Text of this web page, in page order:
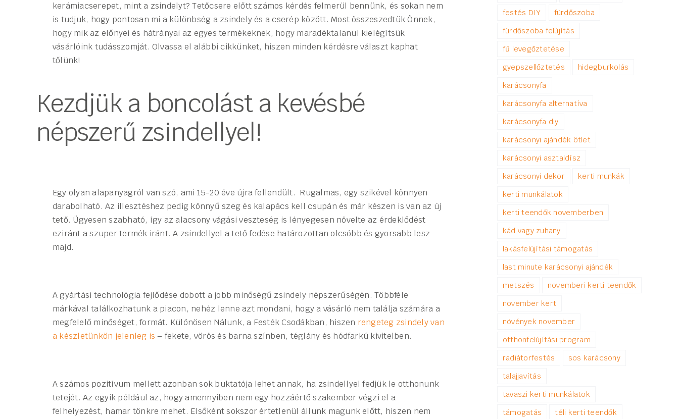
kerámiacserepet, mint a zsindelyt? Tetőcsere előtt számos kérdés felmerül bennünk, és sokan nem
is tudjuk, hogy pontosan mi a különbség a zsindely és a cserép között. Most összeszedtük Önnek,
hogy mik az előnyei és hátrányai az egyes termékeknek, hogy maradéktalanul kielégítsük
vásárlóink tudásszomját. Olvassa el alábbi cikkünket, hiszen minden kérdésre választ kaphat
tőlünk!
Kezdjük a boncolást a kevésbé
népszerű zsindellyel!
Egy olyan alapanyagról van szó, ami 15-20 éve újra fellendült. Rugalmas, egy szikével könnyen
darabolható. Az illesztéshez pedig könnyű szeg és kalapács kell csupán és már készen is van az új
tető. Ügyesen szabható, így az alacsony vágási veszteség is lényegesen növelte az érdeklődést
eziránt a szuper termék iránt. A zsindellyel a tető fedése határozottan olcsóbb és gyorsabb lesz
majd.
A gyártási technológia fejlődése dobott a jobb minőségű zsindely népszerűségén. Többféle
márkával találkozhatunk a piacon, nehéz lenne azt mondani, hogy a vásárló nem találja számára a
megfelelő minőséget, formát. Különösen Nálunk, a Festék Csodákban, hiszen rengeteg zsindely van
a készletünkön jelenleg is – fekete, vörös és barna színben, téglány és hódfarkú kivitelben.
A számos pozitívum mellett azonban sok buktatója lehet annak, ha zsindellyel fedjük le otthonunk
tetejét. Az egyik például az, hogy amennyiben nem egy hozzáértő szakember végzi el a
felhelyezést, hamar tönkre mehet. Elsőként sokszor értetlenül állunk magunk előtt, hiszen nem
festés DIY
fürdőszoba
fürdőszoba felújítás
fű levegőztetése
gyepszellőztetés
hidegburkolás
karácsonyfa
karácsonyfa alternatíva
karácsonyfa diy
karácsonyi ajándék ötlet
karácsonyi asztaldísz
karácsonyi dekor
kerti munkák
kerti munkálatok
kerti teendők novemberben
kád vagy zuhany
lakásfelújítási támogatás
last minute karácsonyi ajándék
metszés
novemberi kerti teendők
november kert
növények november
otthonfelújítási program
radiátorfestés
sos karácsony
talajjavítás
tavaszi kerti munkálatok
támogatás
téli kerti teendők